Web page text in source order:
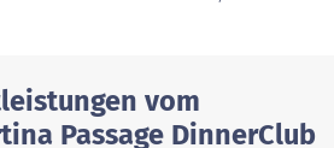
vom
Passage DinnerClub